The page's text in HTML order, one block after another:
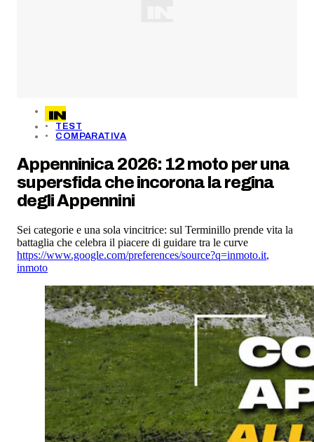
TEST
COMPARATIVA
Appenninica 2026: 12 moto per una
supersfida che incorona la regina
degli Appennini
Sei categorie e una sola vincitrice: sul Terminillo prende vita la
battaglia che celebra il piacere di guidare tra le curve
https://www.google.com/preferences/source?q=inmoto.it,
inmoto